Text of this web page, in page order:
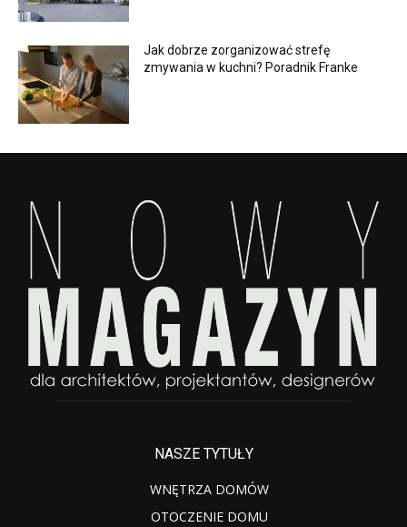
Jak dobrze zorganizować strefę
zmywania w kuchni? Poradnik Franke
NASZE TYTUŁY
WNĘTRZA DOMÓW
OTOCZENIE DOMU